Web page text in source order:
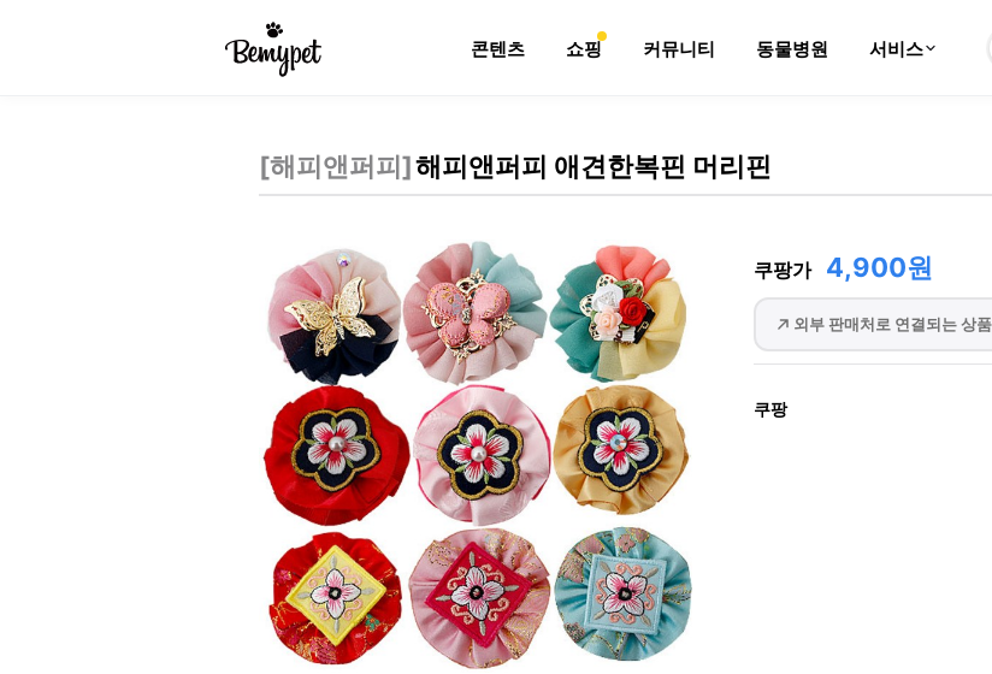
콘텐츠 쇼핑 커뮤니티 동물병원 서비스
[해피앤퍼피]해피앤퍼피 애견한복핀 머리핀
쿠팡가 4,900원
외부 판매처로 연결되는 상
쿠팡